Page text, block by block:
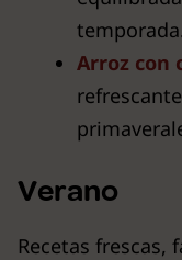
Arroz con
Verano
Recetas frescas,